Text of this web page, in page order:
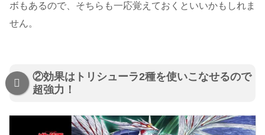
ボもあるので、そちらも一応覚えておくといいかもしれま
せん。
②効果はトリシューラ2種を使いこなせるので
超強力！